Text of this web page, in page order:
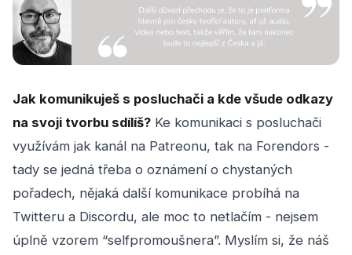
Jak komunikuješ s posluchači a kde všude odkazy
na svoji tvorbu sdílíš? Ke komunikaci s posluchači
využívám jak kanál na Patreonu, tak na Forendors -
tady se jedná třeba o oznámení o chystaných
pořadech, nějaká další komunikace probíhá na
Twitteru a Discordu, ale moc to netlačím - nejsem
úplně vzorem “selfpromoušnera”. Myslím si, že náš